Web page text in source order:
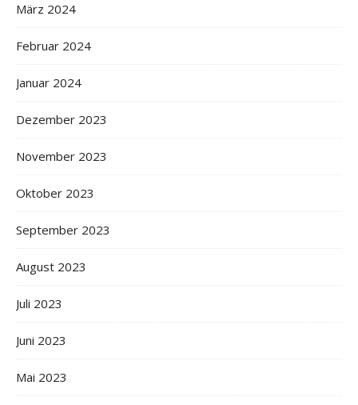
März 2024
Februar 2024
Januar 2024
Dezember 2023
November 2023
Oktober 2023
September 2023
August 2023
Juli 2023
Juni 2023
Mai 2023